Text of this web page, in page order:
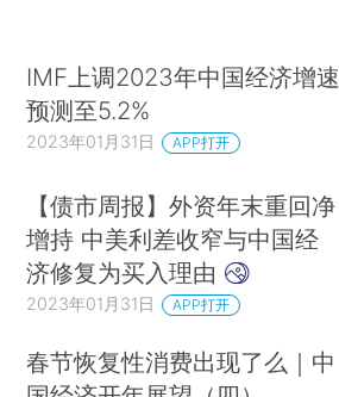
IMF上调2023年中国经济增速
预测至5.2%
2023年01月31日 APP打开
【债市周报】外资年末重回净
增持 中美利差收窄与中国经
济修复为买入理由
2023年01月31日 APP打开
春节恢复性消费出现了么｜中